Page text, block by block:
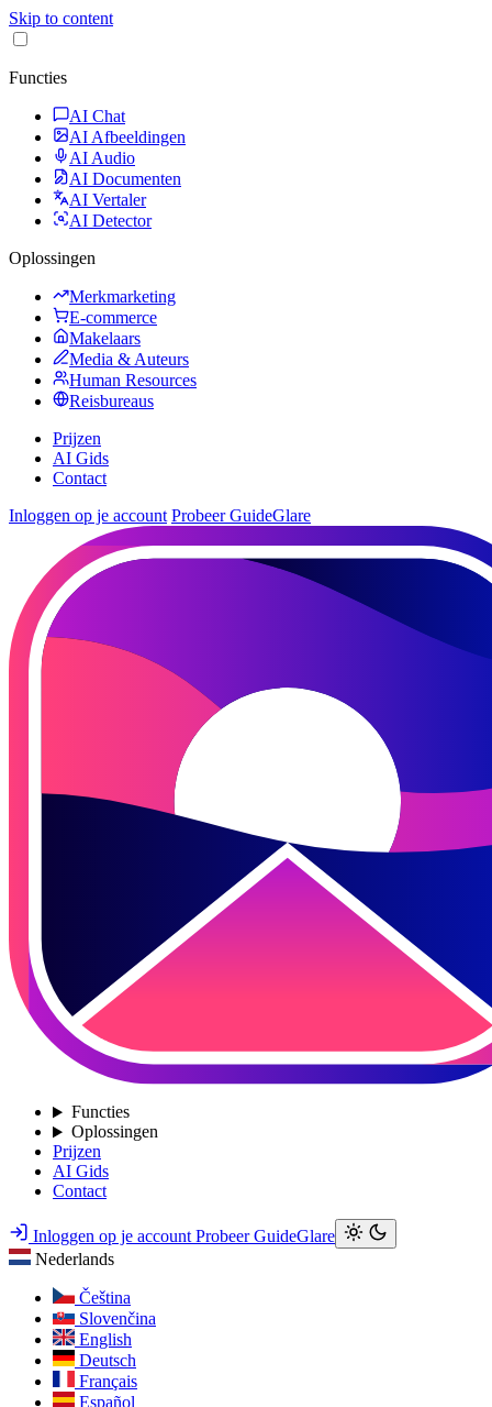
Skip to content
Functies
AI Chat
AI Afbeeldingen
AI Audio
AI Documenten
AI Vertaler
AI Detector
Oplossingen
Merkmarketing
E-commerce
Makelaars
Media & Auteurs
Human Resources
Reisbureaus
Prijzen
AI Gids
Contact
Inloggen op je account Probeer GuideGlare
Functies
Oplossingen
Prijzen
AI Gids
Contact
Inloggen op je account Probeer GuideGlare
Nederlands
Čeština
Slovenčina
English
Deutsch
Français
Español